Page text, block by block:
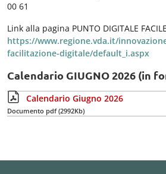
00 61
Link alla pagina PUNTO DIGITALE FACILE
https://www.regione.vda.it/
facilitazione-digitale/default_i.aspx
Calendario GIUGNO 2026 (in
Calendario Giugno 2026
Documento pdf (2992Kb)